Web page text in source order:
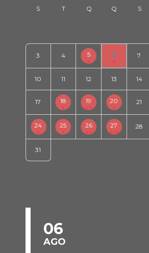
3 4 5 6 7
10 11 12 13 14
17 18 19 20 21
24 25 26 27 28
31
06
AGO